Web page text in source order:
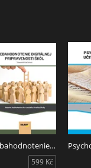
pracovat s texty
výstupů.
Sebahodnotenie digitálnej pripravenosti škôl
599 Kč